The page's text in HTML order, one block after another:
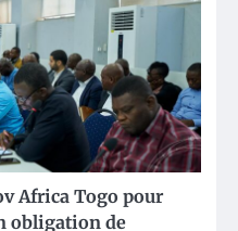
Africa Togo pour
obligation de